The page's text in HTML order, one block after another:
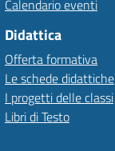
Calendario eventi
Didattica
Offerta formativa
Le schede didattiche
I progetti delle classi
Libri di Testo